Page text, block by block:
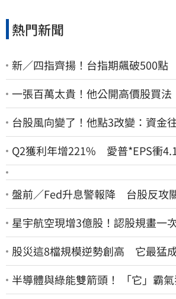
熱門新聞
新／四指齊揚！台指期飆破500點
一張百萬太貴！他公開高價股買法
台股風向變了！他點3改變：資金
Q2獲利年增221% 愛普*EPS衝
盤前／Fed升息警報降 台股反攻
星宇航空現增3億股！認股規畫一
股災這8檔規模逆勢創高 它最猛
半導體與綠能雙箭頭！ 「它」霸